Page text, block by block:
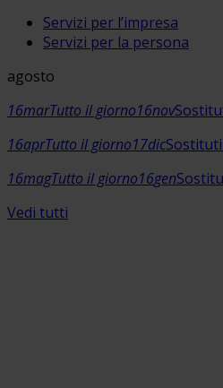
Servizi per l’impresa
Servizi per la persona
agosto
16marTutto il giorno16nov
16aprTutto il giorno17dic
16magTutto il giorno16gen
Vedi tutti